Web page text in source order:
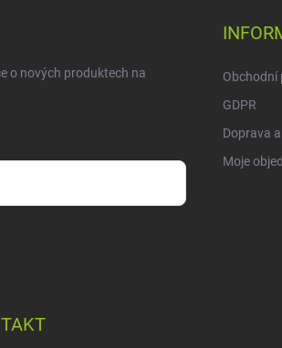
o nových produktech na
Obchodní
GDPR
Doprava
Moje